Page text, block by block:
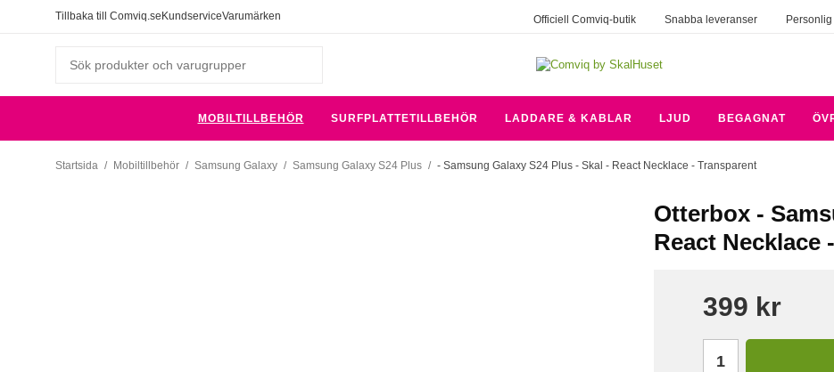
Tillbaka till Comviq.se KundserviceVarumärken Officiell Comviq-butik Snabba leveranser
MOBILTILLBEHÖR SURFPLATTETILLBEHÖR LADDARE & KABLAR LJUD BEGAGNAT
Startsida / Mobiltillbehör / Samsung Galaxy / Samsung Galaxy S24 Plus / - Samsung Galaxy S24 Plus - Skal - React Necklace - Transparent
Otterbox -
React Necklace
399 kr